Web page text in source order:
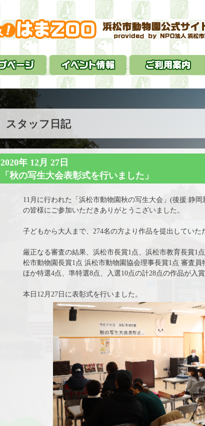
スタッフ日記
2020年 12月 27日
「秋の写生大会表彰式を行いました」
11月に行われた「浜松市動物園秋の写生大会」(後援:静
の皆様にご参加いただきありがとうこざいました。
子どもから大人まで、274名の方より作品を提出していた
厳正なる審査の結果、浜松市長賞1点、浜松市教育長賞1
松市動物園長賞1点 浜松市動物園協会理事長賞1点 審査員
ほか特選4点、準特選8点、入選10点の計28点の作品が入賞
本日12月27日に表彰式を行いました。